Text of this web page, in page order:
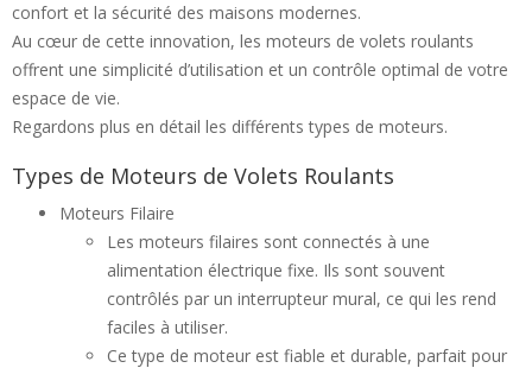
confort et la sécurité des maisons modernes.
Au cœur de cette innovation, les moteurs de volets roulants
offrent une simplicité d’utilisation et un contrôle optimal de votre
espace de vie.
Regardons plus en détail les différents types de moteurs.
Types de Moteurs de Volets Roulants
Moteurs Filaire
Les moteurs filaires sont connectés à une
alimentation électrique fixe. Ils sont souvent
contrôlés par un interrupteur mural, ce qui les rend
faciles à utiliser.
Ce type de moteur est fiable et durable, parfait pour